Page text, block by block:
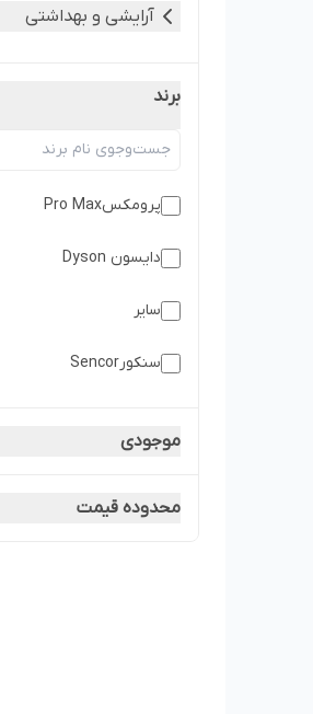
آرایشی و بهداشتی
برند
پرومکسPro Max
دایسون Dyson
سایر
سنکورSencor
موجودی
محدوده قیمت